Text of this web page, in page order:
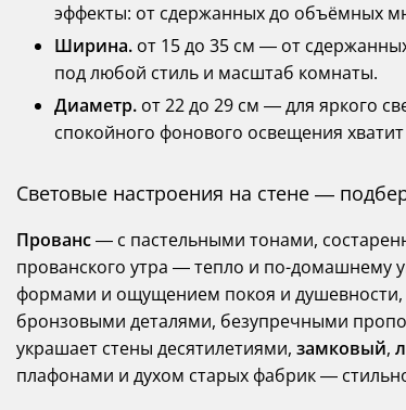
эффекты: от сдержанных до объёмных
Ширина. от 15 до 35 см — от
под любой стиль и масштаб комнаты.
Диаметр. от 22 до 29 см — для яркого
спокойного фонового освещения
Световые настроения на стене —
Прованс— с пастельными тонами,
прованского утра — тепло и по-домашнему
формами и ощущением покоя и душевности,
бронзовыми деталями, безупречными
украшает стены десятилетиями, замковый,
плафонами и духом старых фабрик —